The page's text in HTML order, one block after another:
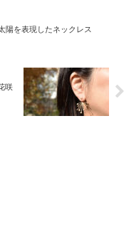
陽を表現したネックレス
咲